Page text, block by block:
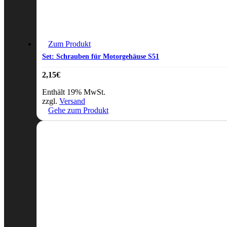
Zum Produkt
Set: Schrauben für Motorgehäuse S51
2,15€
Enthält 19% MwSt.
zzgl. Versand
Gehe zum Produkt